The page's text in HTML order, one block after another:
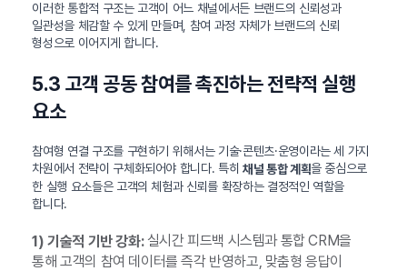
이러한 통합적 구조는 고객이 어느 채널에서든 브랜드의 신뢰성과
일관성을 체감할 수 있게 만들며, 참여 과정 자체가 브랜드의 신뢰
형성으로 이어지게 합니다.
5.3 고객 공동 참여를 촉진하는 전략적 실행
요소
참여형 연결 구조를 구현하기 위해서는 기술·콘텐츠·운영이라는 세 가지
차원에서 전략이 구체화되어야 합니다. 특히 채널 통합 계획을 중심으로
한 실행 요소들은 고객의 체험과 신뢰를 확장하는 결정적인 역할을
합니다.
1) 기술적 기반 강화:실시간 피드백 시스템과 통합 CRM을
통해 고객의 참여 데이터를 즉각 반영하고, 맞춤형 응답이